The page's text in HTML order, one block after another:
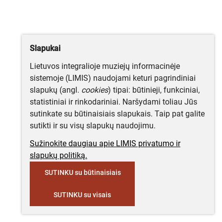
Slapukai
Lietuvos integralioje muziejų informacinėje
sistemoje (LIMIS) naudojami keturi pagrindiniai
slapukų (angl. cookies) tipai: būtinieji, funkciniai,
statistiniai ir rinkodariniai. Naršydami toliau Jūs
sutinkate su būtinaisiais slapukais. Taip pat galite
sutikti ir su visų slapukų naudojimu.
Sužinokite daugiau apie LIMIS privatumo ir
slapukų politiką.
SUTINKU su būtinaisiais
SUTINKU su visais